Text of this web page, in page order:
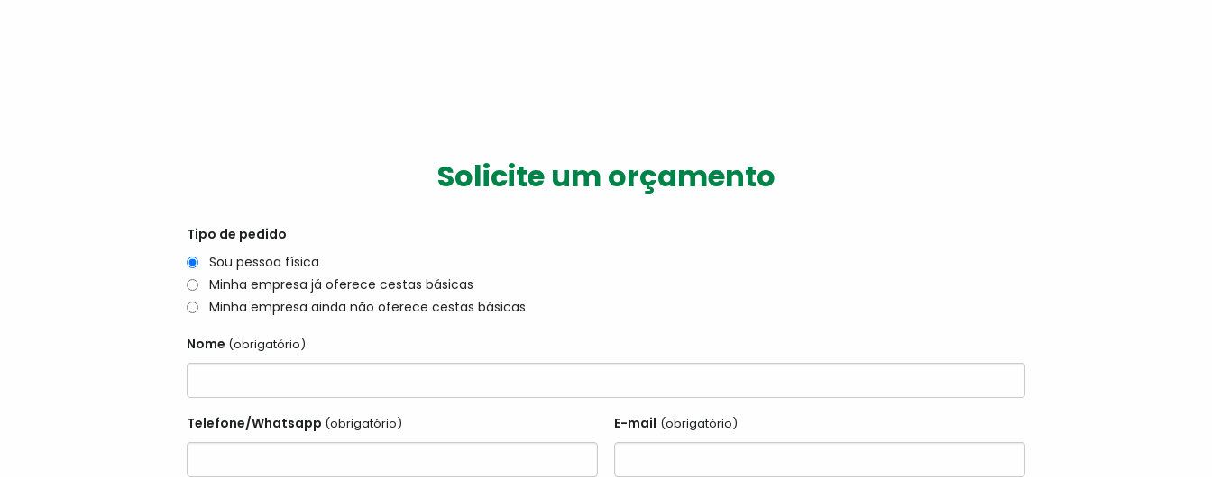
Solicite um orçamento
Tipo de pedido
Sou pessoa física
Minha empresa já oferece cestas básicas
Minha empresa ainda não oferece cestas básicas
Nome (obrigatório)
Telefone/Whatsapp (obrigatório) E-mail (obrigatório)